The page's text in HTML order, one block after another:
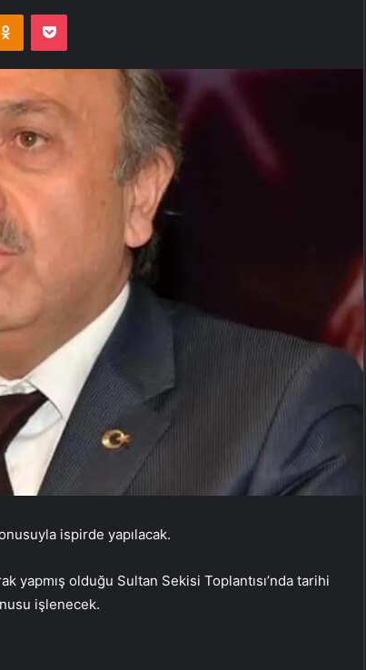
Odnoklassniki
Pocket
ispirde yapılacak.
yapmış olduğu Sultan Sekisi Toplantısı’nda tarihi
işlenecek.